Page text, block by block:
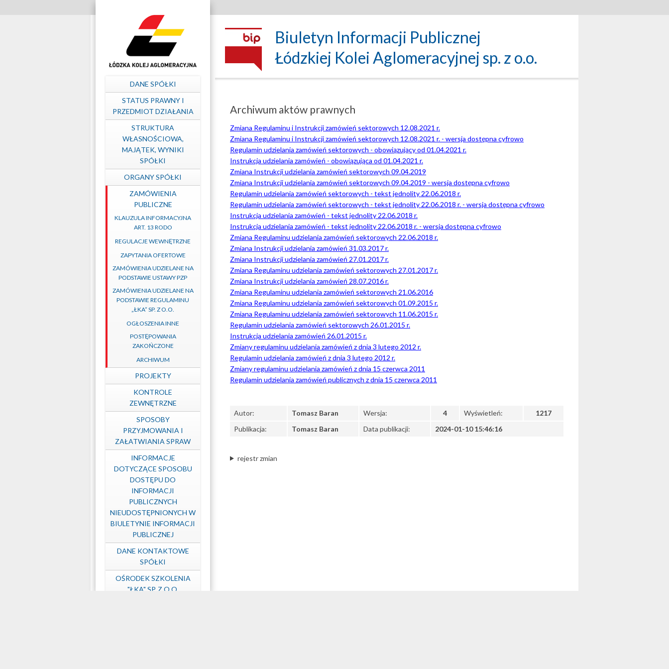
Aglomeracyjna
Biuletyn Informacji Publicznej
Łódzkiej Kolei Aglomeracyjnej sp. z o.o.
Menu
główne
DANE SPÓŁKI
STATUS PRAWNY I
PRZEDMIOT DZIAŁANIA
STRUKTURA
WŁASNOŚCIOWA,
MAJĄTEK, WYNIKI
SPÓŁKI
ORGANY SPÓŁKI
ZAMÓWIENIA
PUBLICZNE
KLAUZULA INFORMACYJNA
ART. 13 RODO
REGULACJE WEWNĘTRZNE
ZAPYTANIA OFERTOWE
ZAMÓWIENIA UDZIELANE NA
PODSTAWIE USTAWY PZP
ZAMÓWIENIA UDZIELANE NA
PODSTAWIE REGULAMINU
„ŁKA” SP. Z O.O.
OGŁOSZENIA INNE
POSTĘPOWANIA
ZAKOŃCZONE
ARCHIWUM
PROJEKTY
KONTROLE
ZEWNĘTRZNE
SPOSOBY
PRZYJMOWANIA I
ZAŁATWIANIA SPRAW
INFORMACJE
DOTYCZĄCE SPOSOBU
DOSTĘPU DO
INFORMACJI
PUBLICZNYCH
NIEUDOSTĘPNIONYCH W
BIULETYNIE INFORMACJI
PUBLICZNEJ
DANE KONTAKTOWE
SPÓŁKI
OŚRODEK SZKOLENIA
"ŁKA" SP. Z O.O.
Archiwum aktów prawnych
Zmiana Regulaminu i Instrukcji zamówień sektorowych 12.08.2021 r.
Zmiana Regulaminu i Instrukcji zamówień sektorowych 12.08.2021 r. - wersja dostępna cyfrowo
Regulamin udzielania zamówień sektorowych - obowiązujący od 01.04.2021 r.
Instrukcja udzielania zamówień - obowiązująca od 01.04.2021 r.
Zmiana Instrukcji udzielania zamówień sektorowych 09.04.2019
Zmiana Instrukcji udzielania zamówień sektorowych 09.04.2019 - wersja dostępna cyfrowo
Regulamin udzielania zamówień sektorowych - tekst jednolity 22.06.2018 r.
Regulamin udzielania zamówień sektorowych - tekst jednolity 22.06.2018 r. - wersja dostępna cyfrowo
Instrukcja udzielania zamówień - tekst jednolity 22.06.2018 r.
Instrukcja udzielania zamówień - tekst jednolity 22.06.2018 r. - wersja dostępna cyfrowo
Zmiana Regulaminu udzielania zamówień sektorowych 22.06.2018 r.
Zmiana Instrukcji udzielania zamówień 31.03.2017 r.
Zmiana Instrukcji udzielania zamówień 27.01.2017 r.
Zmiana Regulaminu udzielania zamówień sektorowych 27.01.2017 r.
Zmiana Instrukcji udzielania zamówień 28.07.2016 r.
Zmiana Regulaminu udzielania zamówień sektorowych 21.06.2016
Zmiana Regulaminu udzielania zamówień sektorowych 01.09.2015 r.
Zmiana Regulaminu udzielania zamówień sektorowych 11.06.2015 r.
Regulamin udzielania zamówień sektorowych 26.01.2015 r.
Instrukcja udzielania zamówień 26.01.2015 r.
Zmiany regulaminu udzielania zamówień z dnia 3 lutego 2012 r.
Regulamin udzielania zamówień z dnia 3 lutego 2012 r.
Zmiany regulaminu udzielania zamówień z dnia 15 czerwca 2011
Regulamin udzielania zamówień publicznych z dnia 15 czerwca 2011
Autor: Tomasz Baran Wersja: 4 Wyświetleń:
1217
Publikacja:
Tomasz Baran Data publikacji: 2024-01-10 15:46:16
rejestr zmian